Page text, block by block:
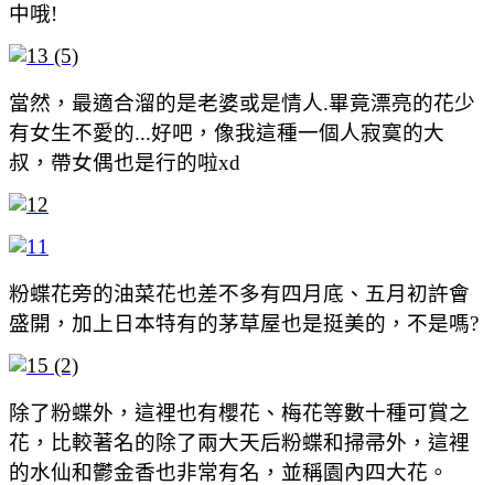
中哦!
當然，最適合溜的是老婆或是情人.畢竟漂亮的花少
有女生不愛的...好吧，像我這種一個人寂寞的大
叔，帶女偶也是行的啦xd
粉蝶花旁的油菜花也差不多有四月底、五月初許會
盛開，加上日本特有的茅草屋也是挺美的，不是嗎?
除了粉蝶外，這裡也有櫻花、梅花等數十種可賞之
花，比較著名的除了兩大天后粉蝶和掃帚外，這裡
的水仙和鬱金香也非常有名，並稱園內四大花。